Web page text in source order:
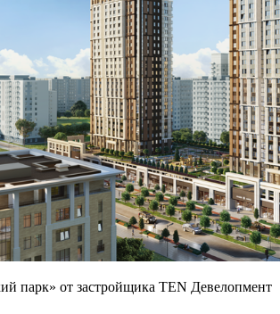
парк» от застройщика TEN Девелопмент